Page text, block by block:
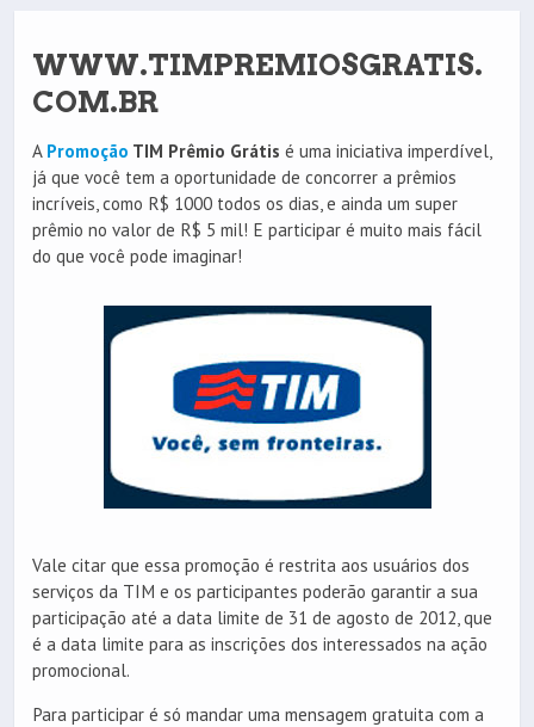
WWW.TIMPREMIOSGRATIS.
COM.BR
A Promoção TIM Prêmio Grátis é uma iniciativa imperdível,
já que você tem a oportunidade de concorrer a prêmios
incríveis, como R$ 1000 todos os dias, e ainda um super
prêmio no valor de R$ 5 mil! E participar é muito mais fácil
do que você pode imaginar!
Vale citar que essa promoção é restrita aos usuários dos
serviços da TIM e os participantes poderão garantir a sua
participação até a data limite de 31 de agosto de 2012, que
é a data limite para as inscrições dos interessados na ação
promocional.
Para participar é só mandar uma mensagem gratuita com a